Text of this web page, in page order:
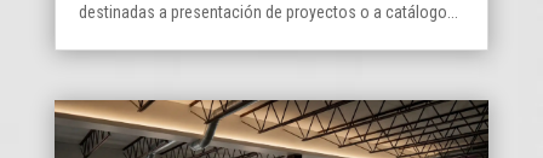
destinadas a presentación de proyectos o a catálogo...